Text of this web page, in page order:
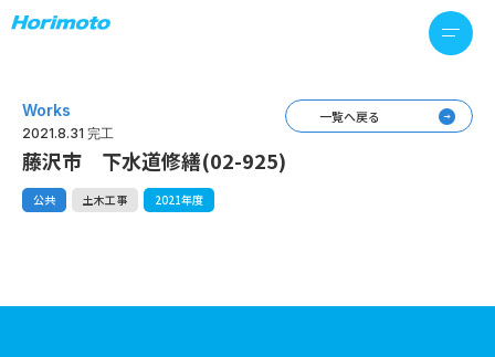
Works
2021.8.31 完工
藤沢市 下水道修繕(02-925)
公共 土木工事 2021年度
一覧へ戻る